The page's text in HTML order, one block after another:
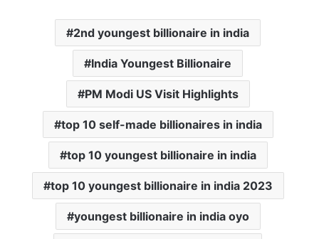
2nd youngest billionaire in india
India Youngest Billionaire
PM Modi US Visit Highlights
top 10 self-made billionaires in india
top 10 youngest billionaire in india
top 10 youngest billionaire in india 2023
youngest billionaire in india oyo